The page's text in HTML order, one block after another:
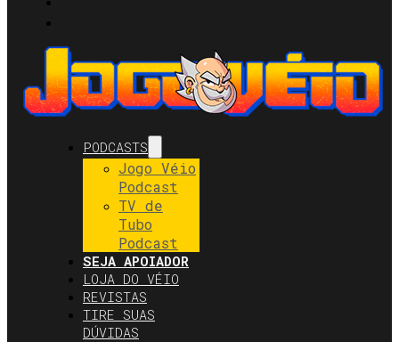
PODCASTS
Jogo Véio
Podcast
TV de
Tubo
Podcast
SEJA APOIADOR
LOJA DO VÉIO
REVISTAS
TIRE SUAS
DÚVIDAS